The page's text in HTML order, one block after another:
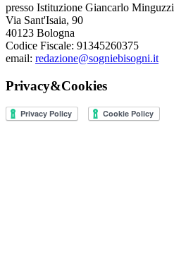
presso Istituzione Giancarlo Minguzzi
Via Sant'Isaia, 90
40123 Bologna
Codice Fiscale: 91345260375
email: redazione@sogniebisogni.it
Privacy&Cookies